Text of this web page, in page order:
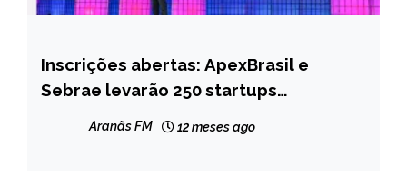
BRASIL
MINAS
Inscrições abertas: ApexBrasil e
Sebrae levarão 250 startups
Aranãs FM 12 meses ago